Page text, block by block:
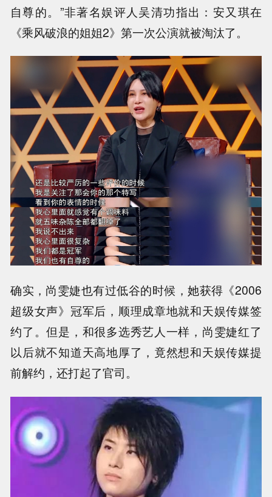
自尊的。”非著名娱评人吴清功指出：安又琪在
《乘风破浪的姐姐2》第一次公演就被淘汰了。
确实，尚雯婕也有过低谷的时候，她获得《2006
超级女声》冠军后，顺理成章地就和天娱传媒签
约了。但是，和很多选秀艺人一样，尚雯婕红了
以后就不知道天高地厚了，竟然想和天娱传媒提
前解约，还打起了官司。